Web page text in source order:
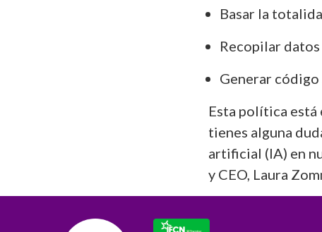
Basar la
Recopilar
Generar
Esta política está
tienes alguna
artificial (IA) en
y CEO, Laura